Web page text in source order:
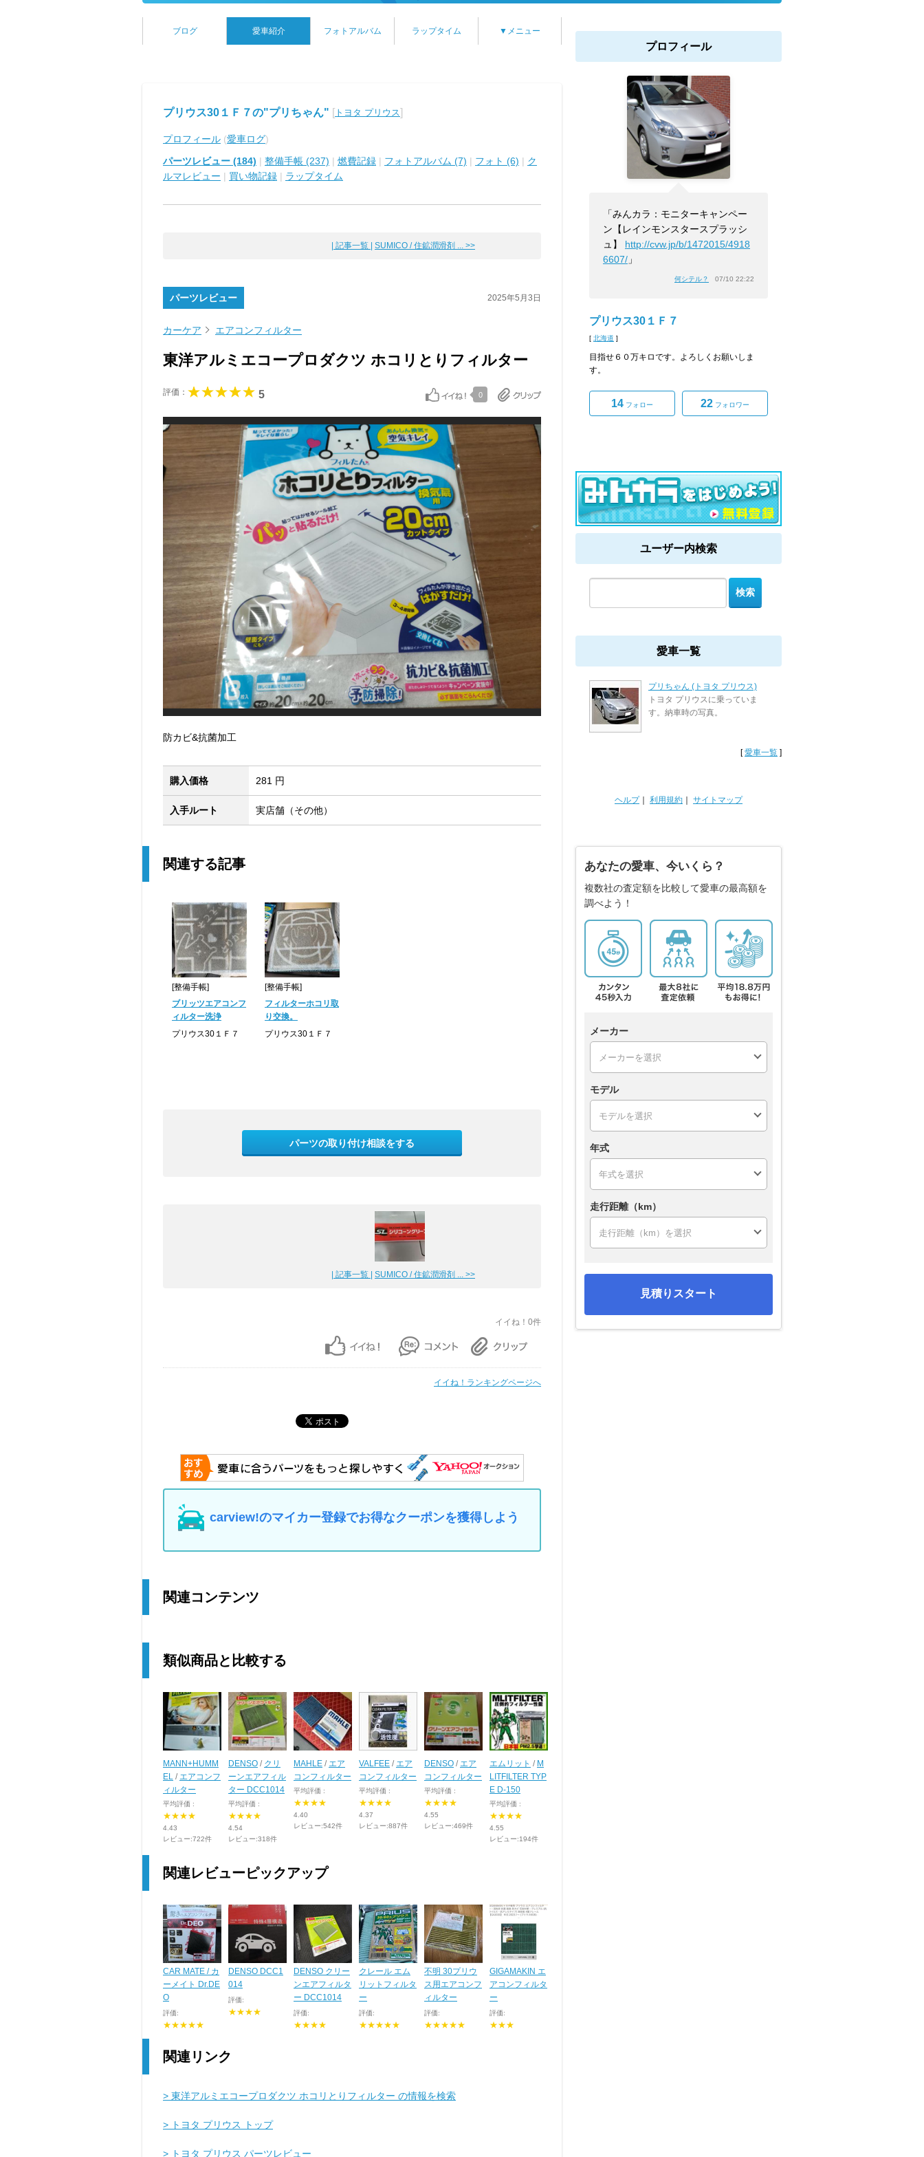
ブログ 愛車紹介 フォトアルバム ラップタイム ▼メニュー
プリウス30１Ｆ７の"プリちゃん" [ トヨタ プリウス]
プロフィール (愛車ログ)
パーツレビュー (184) | 整備手帳 (237) | 燃費記録 | フォトアルバム (7) | フォト (6) | ク
ルマレビュー | 買い物記録 | ラップタイム
| 記事一覧 | SUMICO / 住鉱潤滑剤 ... >>
パーツレビュー 2025年5月3日
カーケア エアコンフィルター
東洋アルミエコープロダクツ ホコリとりフィルター
評価： 5 0
防カビ&抗菌加工
購入価格 281 円
入手ルート 実店舗（その他）
関連する記事
[整備手帳]
ブリッツエアコンフ
ィルター洗浄
プリウス30１Ｆ７
[整備手帳]
フィルターホコリ取
り交換。
プリウス30１Ｆ７
パーツの取り付け相談をする
| 記事一覧 | SUMICO / 住鉱潤滑剤 ... >>
イイね！0件
イイね！ランキングページへ
carview!のマイカー登録でお得なクーポンを獲得しよう
関連コンテンツ
類似商品と比較する
MANN+HUMM
EL / エアコンフ
ィルター
平均評価 :
★★★★
4.43
レビュー:722件
DENSO / クリ
ーンエアフィル
ター DCC1014
平均評価 :
★★★★
4.54
レビュー:318件
MAHLE / エア
コンフィルター
平均評価 :
★★★★
4.40
レビュー:542件
VALFEE / エア
コンフィルター
平均評価 :
★★★★
4.37
レビュー:887件
DENSO / エア
コンフィルター
平均評価 :
★★★★
4.55
レビュー:469件
エムリット / M
LITFILTER TYP
E D-150
平均評価 :
★★★★
4.55
レビュー:194件
関連レビューピックアップ
CAR MATE / カ
ーメイト Dr.DE
O
評価:
★★★★★
DENSO DCC1
014
評価:
★★★★
DENSO クリー
ンエアフィルタ
ー DCC1014
評価:
★★★★
クレール エム
リットフィルタ
ー
評価:
★★★★★
不明 30プリウ
ス用エアコンフ
ィルター
評価:
★★★★★
GIGAMAKIN エ
アコンフィルタ
ー
評価:
★★★
関連リンク
> 東洋アルミエコープロダクツ ホコリとりフィルター の情報を検索
> トヨタ プリウス トップ
> トヨタ プリウス パーツレビュー
プロフィール
「みんカラ：モニターキャンペー
ン【レインモンスタースプラッシ
ュ】 http://cvw.jp/b/1472015/4918
6607/ 」
何シテル？ 07/10 22:22
プリウス30１Ｆ７
[ 北海道 ]
目指せ６０万キロです。よろしくお願いしま
す。
14 フォロー 22 フォロワー
ユーザー内検索
愛車一覧
プリちゃん (トヨタ プリウス)
トヨタ プリウスに乗っていま
す。納車時の写真。
[愛車一覧 ]
ヘルプ｜ 利用規約 サイトマップ
あなたの愛車、今いくら？
複数社の査定額を比較して愛車の最高額を
調べよう！
メーカー
モデル
年式
走行距離（km）
見積りスタート